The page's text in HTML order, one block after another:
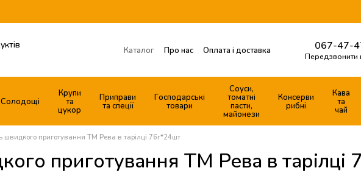
Каталог Про нас
Оплата і доставка
Обмін та повернення
Договір публічної оферти
067-47-
Передзвонити
Солодощі
Крупи
та
цукор
Приправи
та спеції
Господарські
товари
Соуси,
томатні
пасти,
майонези
Консерви
рибні
Кава
та
чай
швидкого приготування ТМ Рева в тарілці 76г*24шт
приготування ТМ Рева в тарілці